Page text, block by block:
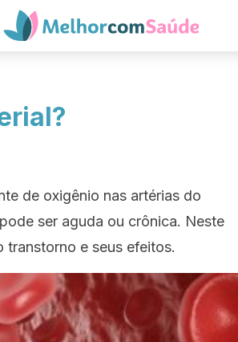
de oxigênio nas artérias do
ser aguda ou crônica. Neste
transtorno e seus efeitos.